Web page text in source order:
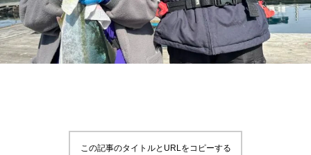
この記事のタイトルとURLをコピーする